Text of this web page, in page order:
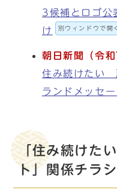
3候補とロゴ
け
別ウィンドウで開
朝日新聞（令
住み続けたい
ランドメッセー
「住み続けた
ト」関係チラシ